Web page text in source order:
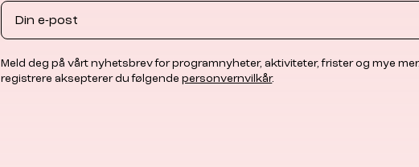
Email
Meld deg på vårt nyhetsbrev for programnyheter, aktiviteter, frister og mye
registrere aksepterer du følgendepersonvernvilkår.